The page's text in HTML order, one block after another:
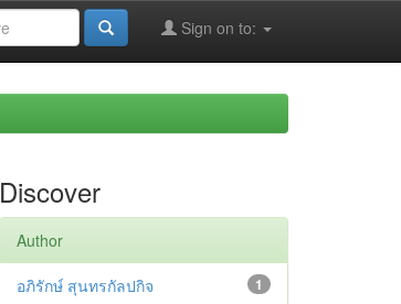
Sign on to:
Discover
Author
1
อภิรักษ์ สุนทรกัลปกิจ